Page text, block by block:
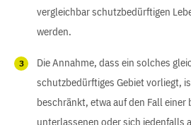
vergleichbar schutzbedürftigen
werden.
Die Annahme, dass ein solches
schutzbedürftiges Gebiet vorliegt,
beschränkt, etwa auf den Fall
unterlassenen oder sich jedenfalls